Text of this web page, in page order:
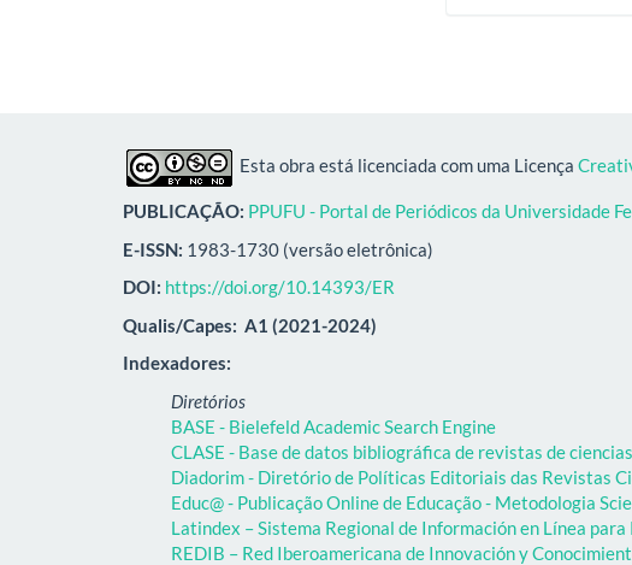
Esta obra está licenciada com uma Licença
PUBLICAÇÃO: PPUFU - Portal de Periódicos da Universidade
E-ISSN: 1983-1730 (versão eletrônica)
DOI: https://doi.org/10.14393/ER
Qualis/Capes: A1 (2021-2024)
Indexadores:
Diretórios
BASE - Bielefeld Academic Search Engine
CLASE - Base de datos bibliográfica de revistas de
Diadorim - Diretório de Políticas Editoriais das Revistas
Educ@ - Publicação Online de Educação - Metodologia
Latindex – Sistema Regional de Información en Línea
REDIB – Red Iberoamericana de Innovación y